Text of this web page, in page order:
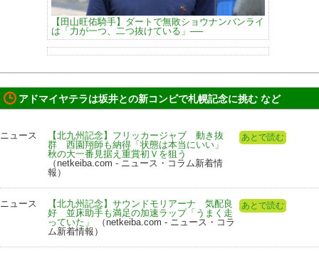
【田山旺佑騎手】ダートで無敗ショウナンバンライ
は「力が一つ、二つ抜けている」──
アドマイヤテラは坂井との新コンビで札幌記念に挑む など
ニュース
【北九州記念】フリッカージャブ 動き抜
群 西園翔師も納得「状態は本当にいい」
秋の大一番見据え重賞初Ｖを狙う
（netkeiba.com - ニュース・コラム新着情
報）
あとで読む
ニュース
【北九州記念】サウンドモリアーナ 気配良
好 並床助手も満足の加速ラップ「うまく走
っていた」
（netkeiba.com - ニュース・コラ
ム新着情報）
あとで読む